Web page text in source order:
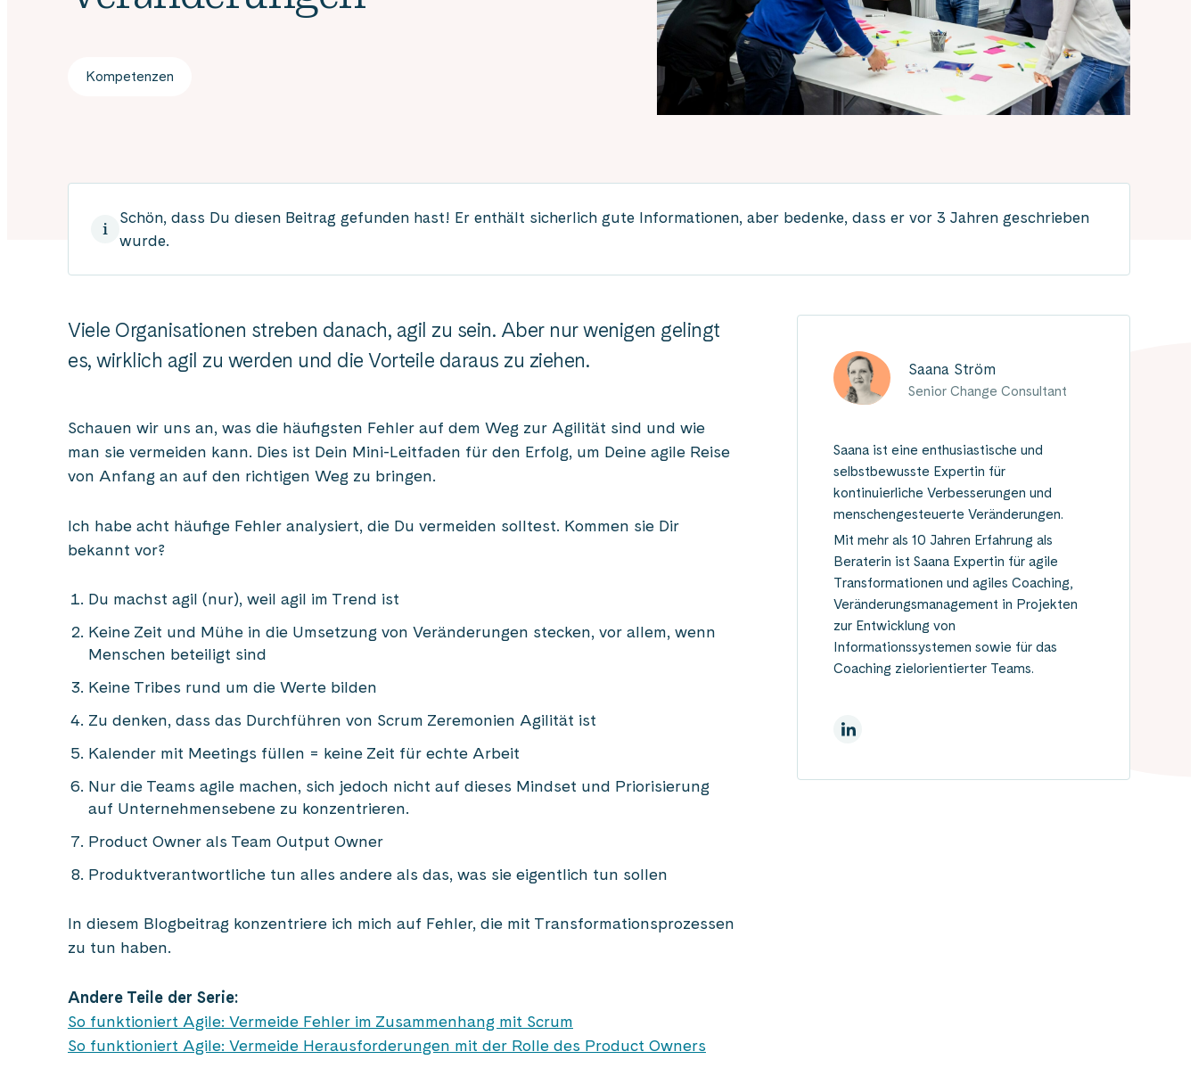
Kompetenzen
Schön, dass Du diesen Beitrag gefunden hast! Er enthält sicherlich gute Informationen, aber bedenke, dass er vor 3 Jahren geschrieben
wurde.
Viele Organisationen streben danach, agil zu sein. Aber nur wenigen gelingt
es, wirklich agil zu werden und die Vorteile daraus zu ziehen.
Schauen wir uns an, was die häufigsten Fehler auf dem Weg zur Agilität sind und wie
man sie vermeiden kann. Dies ist Dein Mini-Leitfaden für den Erfolg, um Deine agile Reise
von Anfang an auf den richtigen Weg zu bringen.
Ich habe acht häufige Fehler analysiert, die Du vermeiden solltest. Kommen sie Dir
bekannt vor?
Du machst agil (nur), weil agil im Trend ist
Keine Zeit und Mühe in die Umsetzung von Veränderungen stecken, vor allem, wenn
Menschen beteiligt sind
Keine Tribes rund um die Werte bilden
Zu denken, dass das Durchführen von Scrum Zeremonien Agilität ist
Kalender mit Meetings füllen = keine Zeit für echte Arbeit
Nur die Teams agile machen, sich jedoch nicht auf dieses Mindset und Priorisierung
auf Unternehmensebene zu konzentrieren.
Product Owner als Team Output Owner
Produktverantwortliche tun alles andere als das, was sie eigentlich tun sollen
In diesem Blogbeitrag konzentriere ich mich auf Fehler, die mit Transformationsprozessen
zu tun haben.
Andere Teile der Serie:
So funktioniert Agile: Vermeide Fehler im Zusammenhang mit Scrum
So funktioniert Agile: Vermeide Herausforderungen mit der Rolle des Product Owners
Saana Ström
Senior Change Consultant
Saana ist eine enthusiastische und
selbstbewusste Expertin für
kontinuierliche Verbesserungen und
menschengesteuerte Veränderungen.
Mit mehr als 10 Jahren Erfahrung als
Beraterin ist Saana Expertin für agile
Transformationen und agiles Coaching,
Veränderungsmanagement in Projekten
zur Entwicklung von
Informationssystemen sowie für das
Coaching zielorientierter Teams.
Auf Linkedin